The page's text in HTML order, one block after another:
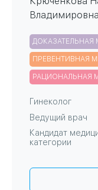
Владимировна
ДОКАЗАТЕЛЬНАЯ
ПРЕВЕНТИВНАЯ
РАЦИОНАЛЬНАЯ
Гинеколог
Ведущий врач
Кандидат
категории